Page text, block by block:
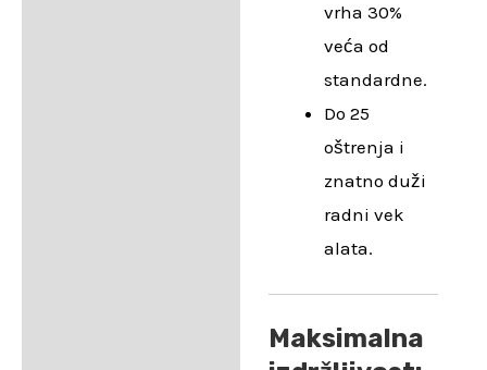
vrha 30%
veća od
standardne.
Do 25
oštrenja i
znatno duži
radni vek
alata.
Maksimalna